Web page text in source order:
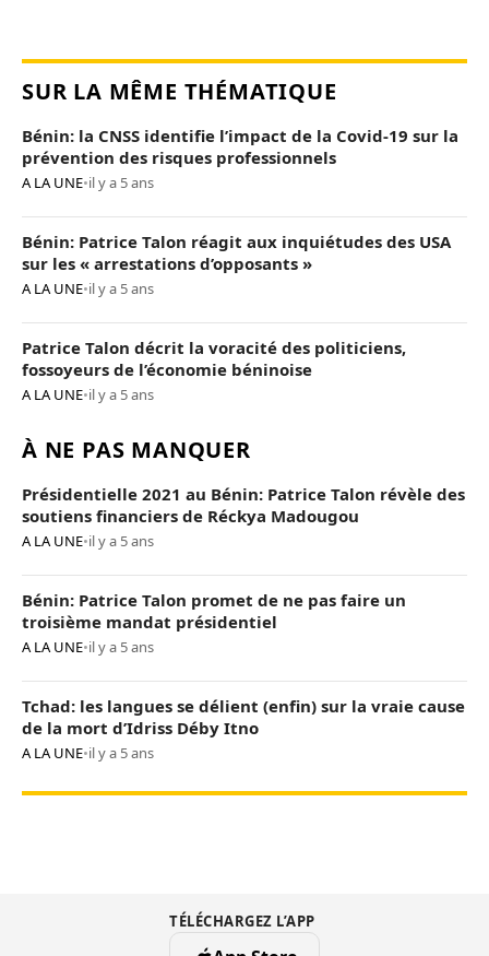
SUR LA MÊME THÉMATIQUE
Bénin: la CNSS identifie l’impact de la Covid-19 sur la
prévention des risques professionnels
A LA UNE•il y a 5 ans
Bénin: Patrice Talon réagit aux inquiétudes des USA
sur les « arrestations d’opposants »
A LA UNE•il y a 5 ans
Patrice Talon décrit la voracité des politiciens,
fossoyeurs de l’économie béninoise
A LA UNE•il y a 5 ans
À NE PAS MANQUER
Présidentielle 2021 au Bénin: Patrice Talon révèle des
soutiens financiers de Réckya Madougou
A LA UNE•il y a 5 ans
Bénin: Patrice Talon promet de ne pas faire un
troisième mandat présidentiel
A LA UNE•il y a 5 ans
Tchad: les langues se délient (enfin) sur la vraie cause
de la mort d’Idriss Déby Itno
A LA UNE•il y a 5 ans
TÉLÉCHARGEZ L’APP